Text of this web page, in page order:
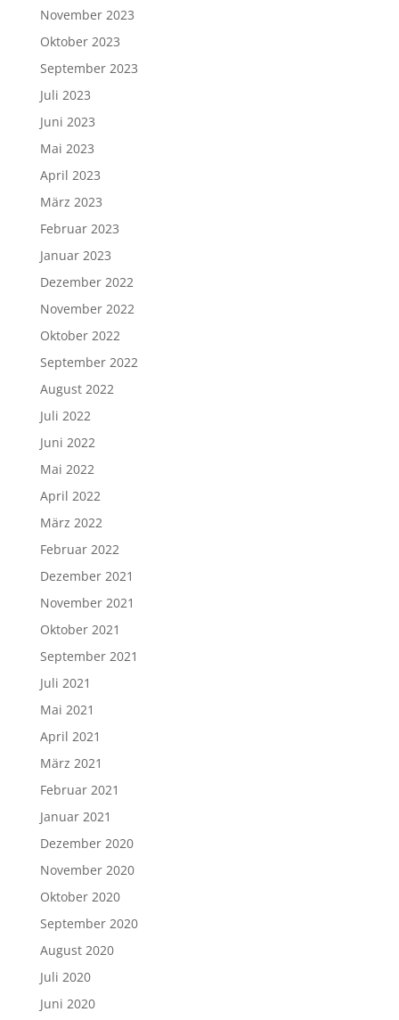
November 2023
Oktober 2023
September 2023
Juli 2023
Juni 2023
Mai 2023
April 2023
März 2023
Februar 2023
Januar 2023
Dezember 2022
November 2022
Oktober 2022
September 2022
August 2022
Juli 2022
Juni 2022
Mai 2022
April 2022
März 2022
Februar 2022
Dezember 2021
November 2021
Oktober 2021
September 2021
Juli 2021
Mai 2021
April 2021
März 2021
Februar 2021
Januar 2021
Dezember 2020
November 2020
Oktober 2020
September 2020
August 2020
Juli 2020
Juni 2020